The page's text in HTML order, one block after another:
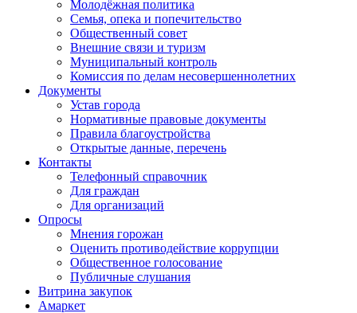
Молодёжная политика
Семья, опека и попечительство
Общественный совет
Внешние связи и туризм
Муниципальный контроль
Комиссия по делам несовершеннолетних
Документы
Устав города
Нормативные правовые документы
Правила благоустройства
Открытые данные, перечень
Контакты
Телефонный справочник
Для граждан
Для организаций
Опросы
Мнения горожан
Оценить противодействие коррупции
Общественное голосование
Публичные слушания
Витрина закупок
Амаркет